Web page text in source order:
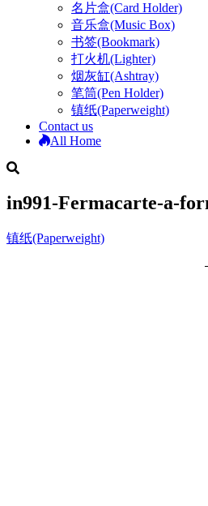
名片盒(Card Holder)
音乐盒(Music Box)
书签(Bookmark)
打火机(Lighter)
烟灰缸(Ashtray)
笔筒(Pen Holder)
镇纸(Paperweight)
Contact us
All Home
in991-Fermacarte-a-
镇纸(Paperweight)